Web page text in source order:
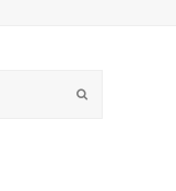
Submit